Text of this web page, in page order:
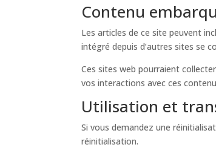
Contenu
Les articles de ce site peuvent
intégré depuis d’autres sites se
Ces sites web pourraient
vos interactions avec ces
Utilisation et
Si vous demandez une
réinitialisation.